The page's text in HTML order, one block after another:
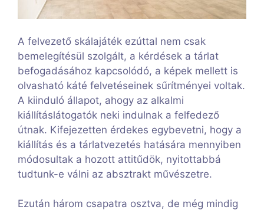
A felvezető skálajáték ezúttal nem csak
bemelegítésül szolgált, a kérdések a tárlat
befogadásához kapcsolódó, a képek mellett is
olvasható káté felvetéseinek sűrítményei voltak.
A kiinduló állapot, ahogy az alkalmi
kiállításlátogatók neki indulnak a felfedező
útnak. Kifejezetten érdekes egybevetni, hogy a
kiállítás és a tárlatvezetés hatására mennyiben
módosultak a hozott attitűdök, nyitottabbá
tudtunk-e válni az absztrakt művészetre.
Ezután három csapatra osztva, de még mindig